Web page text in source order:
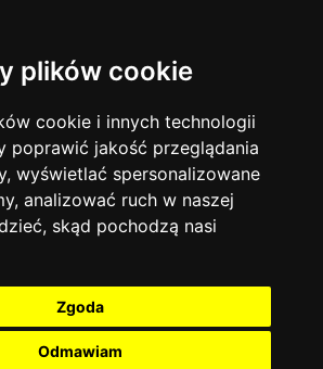
plików cookie
cookie i innych technologii
poprawić jakość przeglądania
wyświetlać spersonalizowane
analizować ruch w naszej
skąd pochodzą nasi
Zgoda
Odmawiam
angielski 13744
12928
4886
niemiecki 4307
polski 3426
francuski
Warszawa
Korepetycje
Online
14837
Kraków 7753
Wrocław
Łódź 3513
Gdańsk 2075